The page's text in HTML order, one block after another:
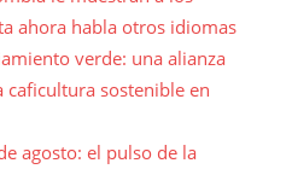
ahora habla otros idiomas
verde: una alianza
sostenible en
agosto: el pulso de la